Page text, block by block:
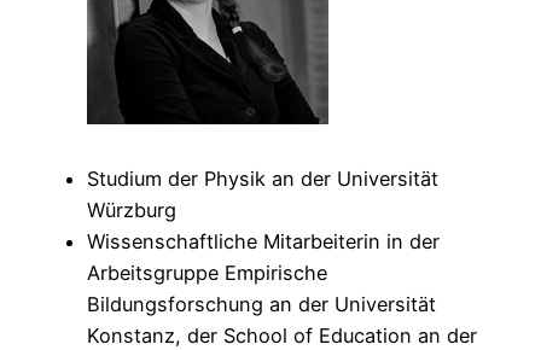
Studium der Physik an der Universität
Würzburg
Wissenschaftliche Mitarbeiterin in der
Arbeitsgruppe Empirische
Bildungsforschung an der Universität
Konstanz, der School of Education an der